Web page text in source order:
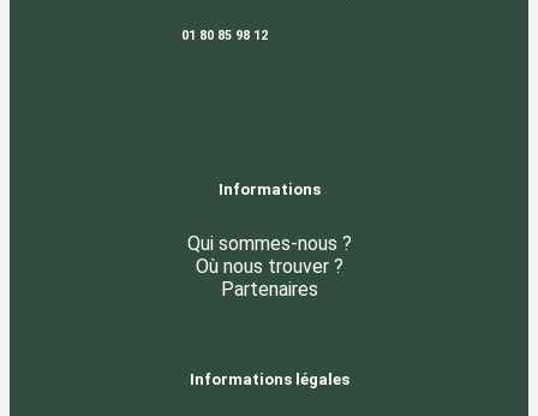
01 80 85 98 12
Informations
Qui sommes-nous ?
Où nous trouver ?
Partenaires
Informations légales